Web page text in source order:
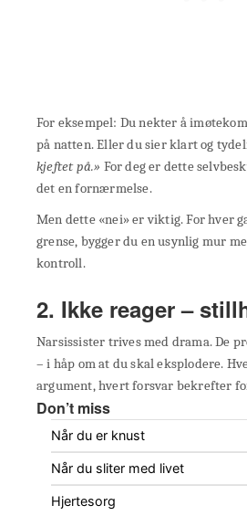
For eksempel: Du nekter å
på natten. Eller du sier klart og
kjeftet på.» For deg er dette
det en fornærmelse.
Men dette «nei» er viktig. For hver
grense, bygger du en usynlig mur
kontroll.
2. Ikke reager –
Narsissister trives med drama. De
– i håp om at du skal eksplodere.
argument, hvert forsvar bekrefter
Don’t miss
Når du er knust
Når du sliter med livet
Hjertesorg